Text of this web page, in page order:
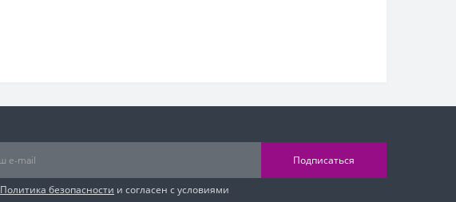
Подписаться
Политика безопасности и согласен с условиями